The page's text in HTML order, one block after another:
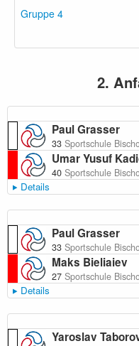
Gruppe 4
2.
Paul Grasser
33 Sportschule
Umar Yusuf
40 Sportschule
Details
Paul Grasser
33 Sportschule
Maks Bieliaiev
27 Sportschule
Details
Yaroslav